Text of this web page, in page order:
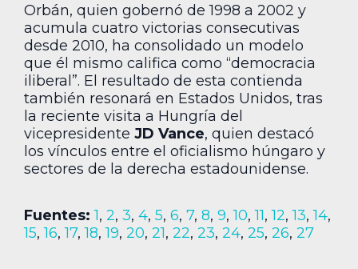
Orbán, quien gobernó de 1998 a 2002 y
acumula cuatro victorias consecutivas
desde 2010, ha consolidado un modelo
que él mismo califica como “democracia
iliberal”. El resultado de esta contienda
también resonará en Estados Unidos, tras
la reciente visita a Hungría del
vicepresidente JD Vance, quien destacó
los vínculos entre el oficialismo húngaro y
sectores de la derecha estadounidense.
Fuentes: 1, 2, 3, 4, 5, 6, 7, 8, 9,10,11,12,13,14,
15,16,17,18,19, 20, 21, 22, 23, 24, 25, 26, 27